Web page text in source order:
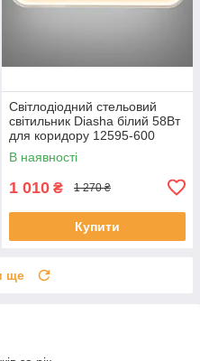
Світлодіодний стельовий
світильник Diasha білий 58Вт
для коридору 12595-600
В наявності
1 010 ₴ 1 270 ₴
Купити
ще